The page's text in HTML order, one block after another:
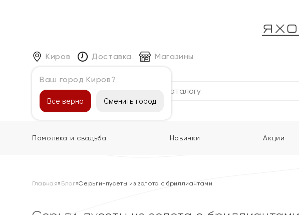
Киров
Ваш город Киров?
Все верно Сменить город
Доставка Магазины
Каталог
Помолвка и свадьба Новинки Акции
Главная» Блог»Серьги-пусеты из золота с бриллиантами